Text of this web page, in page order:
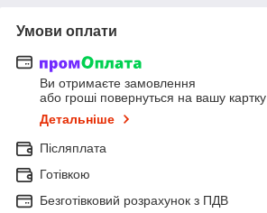
Умови оплати
Ви отримаєте замовлення
або гроші повернуться на вашу картку
Детальніше
Післяплата
Готівкою
Безготівковий розрахунок з ПДВ